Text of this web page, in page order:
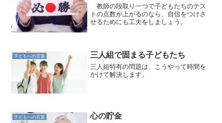
教師の段取り一つで子どもたちのテス
トの点数が上がるのなら、自信をつけさ
せるためにも工夫をしましょう。
子どもへの言葉 三人組で固まる子どもたち
三人組特有の問題は、こうやって時間を
かけて解決します。
子どもへの言葉 心の貯金